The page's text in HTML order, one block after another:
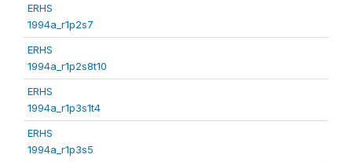
ERHS
1994a_r1p2s7
ERHS
1994a_r1p2s8t10
ERHS
1994a_r1p3s1t4
ERHS
1994a_r1p3s5